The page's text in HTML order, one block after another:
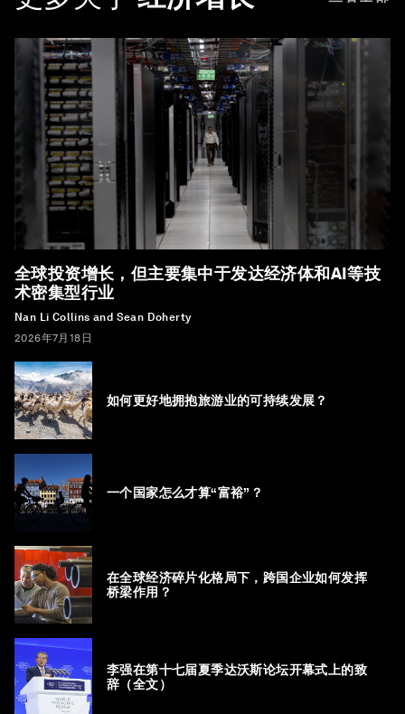
全球投资增长，但主要集中于发达经济体和AI等技
术密集型行业
Nan Li Collins and Sean Doherty
2026年7月18日
如何更好地拥抱旅游业的可持续发展？
一个国家怎么才算“富裕”？
在全球经济碎片化格局下，跨国企业如何发挥
桥梁作用？
李强在第十七届夏季达沃斯论坛开幕式上的致
辞（全文）